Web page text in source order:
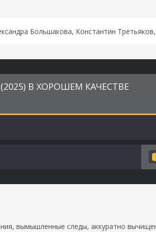
Большакова, Константин
В ХОРОШЕМ КАЧЕСТВЕ
вымышленные следы, аккуратно